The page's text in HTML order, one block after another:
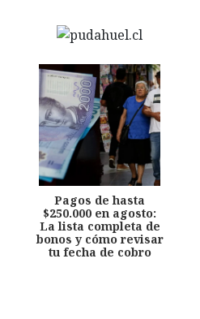
Pagos de hasta
$250.000 en agosto:
La lista completa de
bonos y cómo revisar
tu fecha de cobro